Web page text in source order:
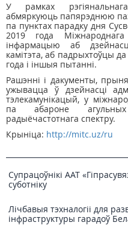
У рамках рэгіянальнага
абмяркуюць папярэднюю
па пунктах парадку дня
2019 года
інфармацыю аб
камітэта, аб падрыхтоўцы
года і іншыя пытанні.
Рашэнні і дакументы,
ужывацца ў дзейнасці
тэлекамунікацый, у
па абароне агульных
радыёчастотнага спектру.
Крыніца: http://mitc.uz/ru
Супрацоўнікі ААТ
суботніку
Лічбавыя тэхналогіі для
інфраструктуры гарадоў